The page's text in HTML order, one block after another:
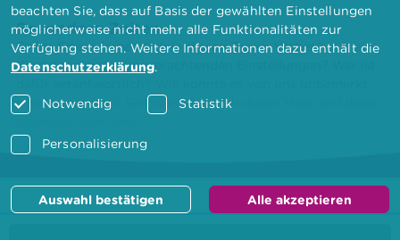
Besondere Zeiten
Einige Eltern fragen sich in diesen Tagen: Woher hat mein
Kind diese menschenverachtenden Einstellungen? Wer ist
soweit kommen? Seit wann hat sich dieser Hass und diese
beachten Sie, dass auf Basis der gewählten Einstellungen
möglicherweise nicht mehr alle Funktionalitäten zur
Verfügung stehen. Weitere Informationen dazu enthält die
Datenschutzerklärung.
Notwendig Statistik
Personalisierung
Auswahl bestätigen Alle akzeptieren